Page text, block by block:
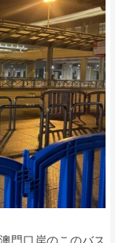
門口岸のこのバス